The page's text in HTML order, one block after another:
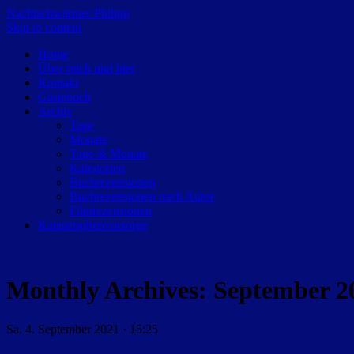
Nachtschwärmer Philipp
Skip to content
Home
Über mich und hier
Kontakt
Gästebuch
Archiv
Tage
Monate
Tage & Monate
Kategorien
Buchrezensionen
Buchrezensionen nach Autor
Filmrezensionen
Katastrophenvorsorge
Monthly Archives: September
Sa. 4. September 2021 · 15:25